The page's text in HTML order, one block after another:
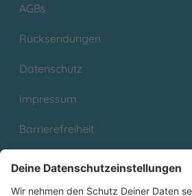
AGBs
Rücksendungen
Datenschutz
Impressum
Barrierefreiheit
Partnerprogramm (Affiliate)